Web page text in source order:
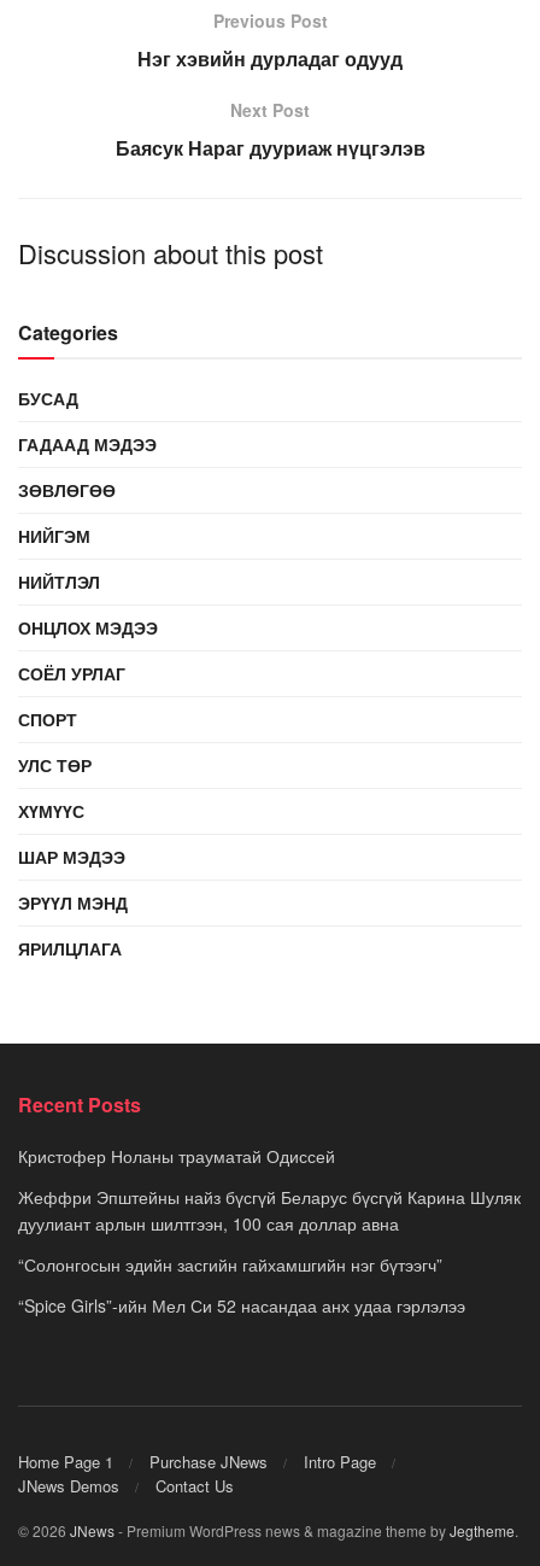
Previous Post
Нэг хэвийн дурладаг одууд
Next Post
Баясук Нараг дууриаж нүцгэлэв
Discussion about this post
Categories
БУСАД
ГАДААД МЭДЭЭ
ЗӨВЛӨГӨӨ
НИЙГЭМ
НИЙТЛЭЛ
ОНЦЛОХ МЭДЭЭ
СОЁЛ УРЛАГ
СПОРТ
УЛС ТӨР
ХҮМҮҮС
ШАР МЭДЭЭ
ЭРҮҮЛ МЭНД
ЯРИЛЦЛАГА
Recent Posts
Кристофер Ноланы трауматай Одиссей
Жеффри Эпштейны найз бүсгүй Беларус бүсгүй Карина Шуляк
дуулиант арлын шилтгээн, 100 сая доллар авна
“Солонгосын эдийн засгийн гайхамшгийн нэг бүтээгч”
“Spice Girls”-ийн Мел Си 52 насандаа анх удаа гэрлэлээ
Home Page 1 Purchase JNews
Intro Page
JNews Demos
Contact Us
© 2026 JNews- Premium WordPress news & magazine theme byJegtheme.